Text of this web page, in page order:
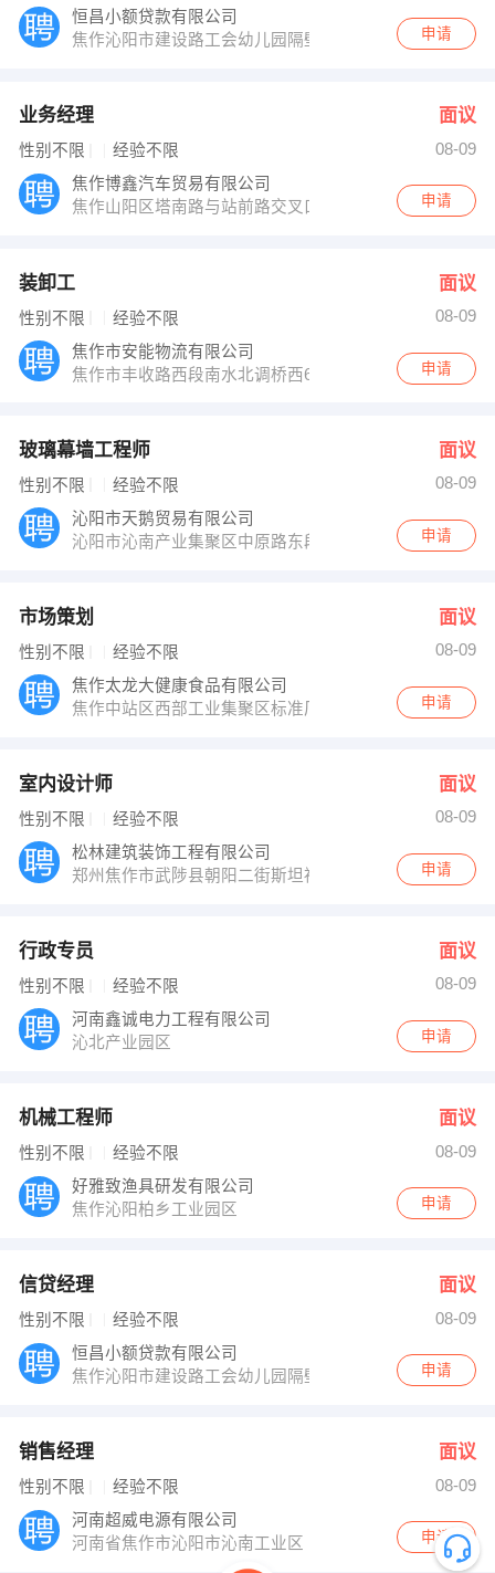
恒昌小额贷款有限公司
焦作沁阳市建设路工会幼儿园隔壁
申请
业务经理 面议
性别不限 经验不限
08-09
焦作博鑫汽车贸易有限公司
焦作山阳区塔南路与站前路交叉口华融国际大厦23层
申请
装卸工 面议
性别不限 经验不限
08-09
焦作市安能物流有限公司
焦作市丰收路西段南水北调桥西600米路北
申请
玻璃幕墙工程师 面议
性别不限 经验不限
08-09
沁阳市天鹅贸易有限公司
沁阳市沁南产业集聚区中原路东段
申请
市场策划 面议
性别不限 经验不限
08-09
焦作太龙大健康食品有限公司
焦作中站区西部工业集聚区标准厂房5号楼
申请
室内设计师 面议
性别不限 经验不限
08-09
松林建筑装饰工程有限公司
郑州焦作市武陟县朝阳二街斯坦福小镇楼下
申请
行政专员 面议
性别不限 经验不限
08-09
河南鑫诚电力工程有限公司
沁北产业园区
申请
机械工程师 面议
性别不限 经验不限
08-09
好雅致渔具研发有限公司
焦作沁阳柏乡工业园区
申请
信贷经理 面议
性别不限 经验不限
08-09
恒昌小额贷款有限公司
焦作沁阳市建设路工会幼儿园隔壁
申请
销售经理 面议
性别不限 经验不限
08-09
河南超威电源有限公司
河南省焦作市沁阳市沁南工业区
申请